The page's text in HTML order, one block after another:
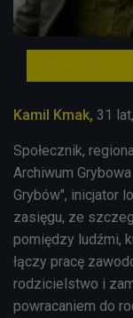
Kamil Kmak
Kamil Kmak, 31
Społecznik,
Archiwum
Grybów", inicjator
zasięgu, ze
pomiędzy ludźmi,
łączy pracę
rodzicielstwo i
powracaniem do